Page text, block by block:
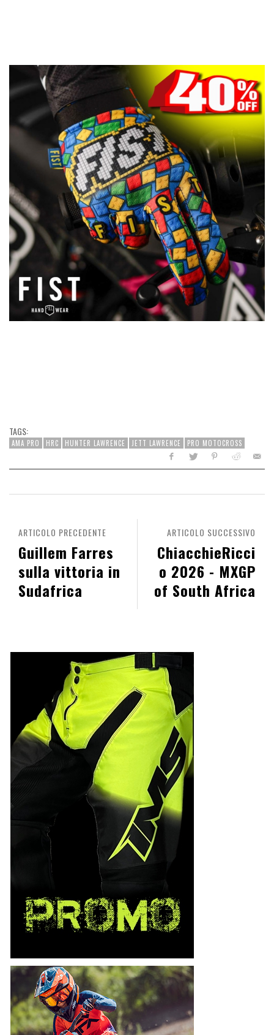
TAGS:
AMA PRO HRC HUNTER LAWRENCE JETT LAWRENCE PRO MOTOCROSS
ARTICOLO SUCCESSIVO
ChiacchieRicci
o 2026 - MXGP
of South Africa
ARTICOLO PRECEDENTE
Guillem Farres
sulla vittoria in
Sudafrica